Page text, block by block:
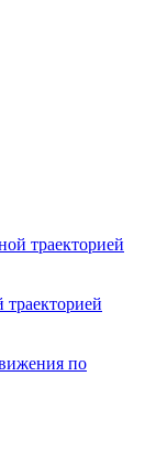
траекторией
по